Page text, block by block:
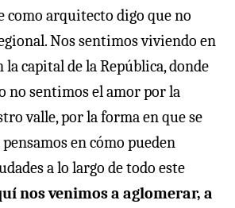
como arquitecto digo que no
Nos sentimos viviendo en
la capital de la República, donde
no sentimos el amor por la
valle, por la forma en que se
en cómo pueden
a lo largo de todo este
nos venimos a aglomerar, a